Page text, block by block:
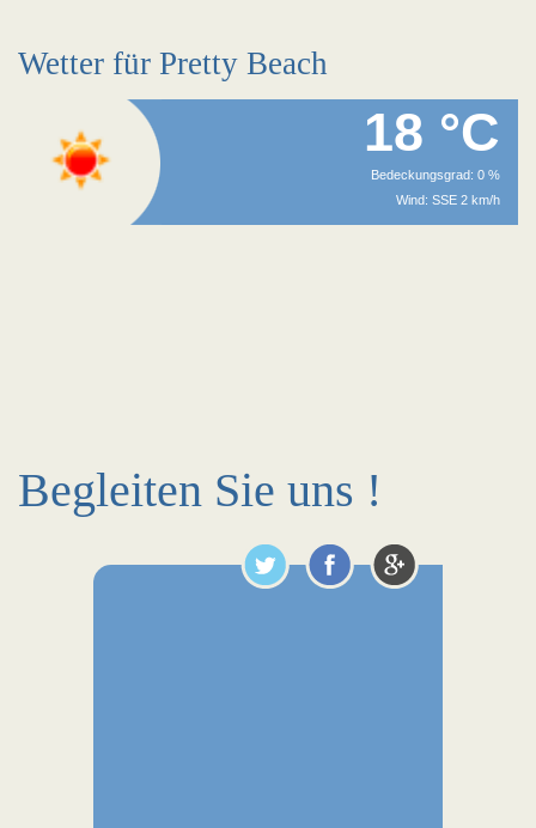
Wetter für Pretty Beach
18 °C
Bedeckungsgrad: 0 %
Wind: SSE 2 km/h
Begleiten Sie uns !